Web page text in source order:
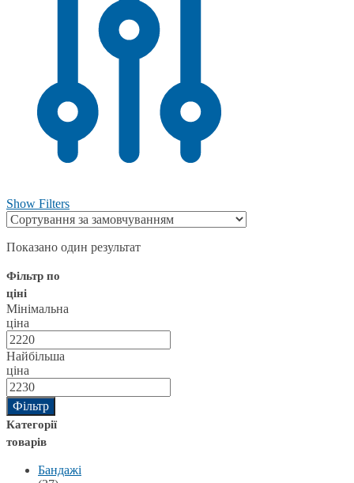
Show Filters
Показано один результат
Фільтр по
ціні
Мінімальна
ціна
Найбільша
ціна
Фільтр
Категорії
товарів
Бандажі